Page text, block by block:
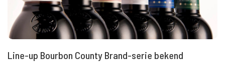
Line-up Bourbon County Brand-serie bekend